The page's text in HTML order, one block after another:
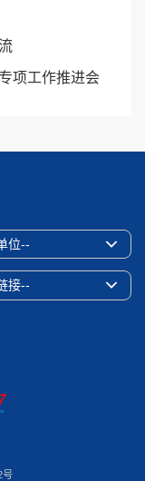
项工作推进会
位--
接--
号